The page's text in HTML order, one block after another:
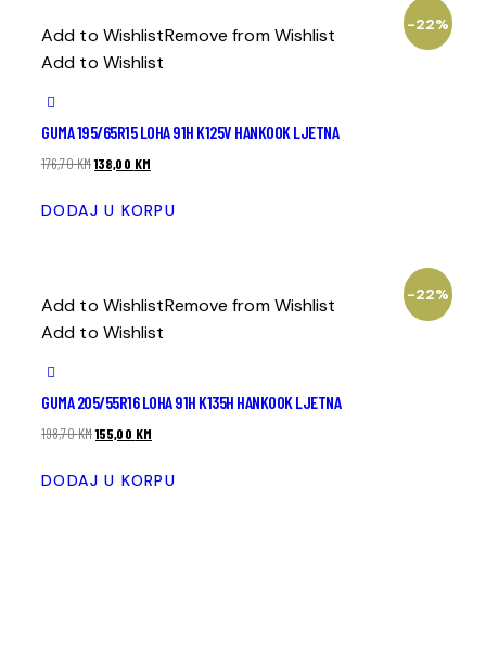
-22%
Add to WishlistRemove from Wishlist
Add to Wishlist
GUMA 195/65R15 LOHA 91H K125V HANKOOK LJETNA
176,70KM138,00 KM
DODAJ U KORPU
-22%
Add to WishlistRemove from Wishlist
Add to Wishlist
GUMA 205/55R16 LOHA 91H K135H HANKOOK LJETNA
198,70KM155,00 KM
DODAJ U KORPU